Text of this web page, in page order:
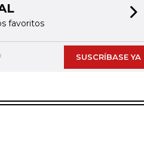
favoritos
SUSCRÍBASE YA